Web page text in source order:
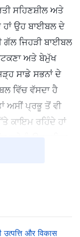
ਸਹਿਣਸ਼ੀਲ ਅਤੇ
ਹਾਂ ਉਹ ਬਾਈਬਲ ਦੇ
ਗੱਲ ਜਿਹੜੀ ਬਾਈਬਲ
ਅਤੇ ਬੇਮੁੱਖ
ਸਾਡੇ ਸਭਨਾਂ ਦੇ
ਵਿੱਚ ਵੱਸਦਾ ਹੈ
ਅਸੀਂ ਪ੍ਰਭੂ ਤੋਂ ਵੀ
ਕਾਇਮ ਰਹਿੰਦੇ ਹਾਂ
ਹੈ, ਅਤੇ ਜਦੋਂ ਵੀ
ਦੇ ਅਨੁਸਾਰ ਹੈ
ਭਰੇ ਮਾਹੌਲ ਵਿੱਚ
ਅਸੀਂ ਉਨ੍ਹਾਂ
ਨਾਲ ਸਾਡੀ
उत्पत्ति और विकास